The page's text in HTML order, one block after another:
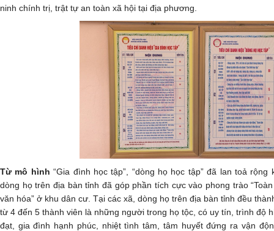
ninh chính trị, trật tự an toàn xã hội tại địa phương.
Từ mô hình“Gia đình học tập”, “dòng họ học tập” đã lan toả
dòng họ trên địa bàn tỉnh đã góp phần tích cực vào phong trào
văn hóa” ở khu dân cư. Tại các xã, dòng họ trên địa bàn tỉnh đều
từ 4 đến 5 thành viên là những người trong họ tộc, có uy tín, trình độ
đạt, gia đình hạnh phúc, nhiệt tình tâm, tâm huyết đứng ra vận